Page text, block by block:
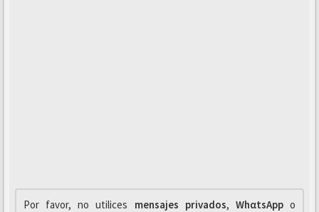
Por favor, no utilices mensajes privados, WhαtsAppo